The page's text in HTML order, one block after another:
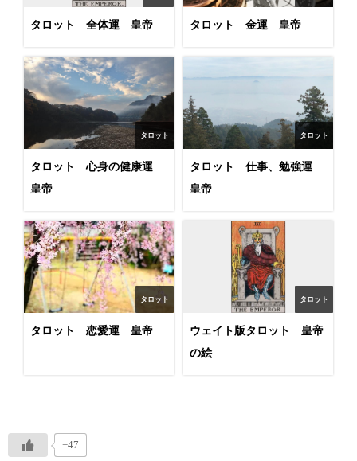
タロット 全体運 皇帝 タロット 金運 皇帝
タロット
タロット 心身の健康運
皇帝
タロット
タロット 仕事、勉強運
皇帝
タロット
タロット 恋愛運 皇帝
タロット
ウェイト版タロット 皇帝
の絵
+47